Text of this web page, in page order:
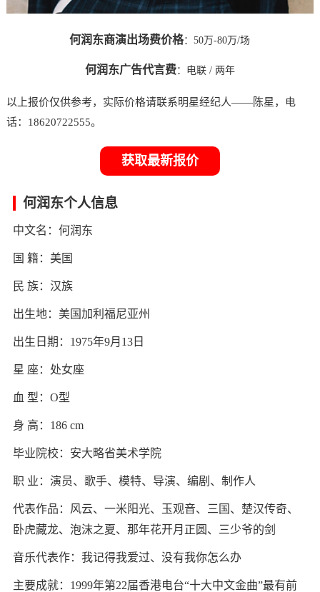
何润东商演出场费价格：50万-80万/场
何润东广告代言费： 电联/ 两年
以上报价仅供参考，实际价格请联系明星经纪人——陈星，电
话：18620722555。
获取最新报价
何润东个人信息
中文名：何润东
国 籍：美国
民 族：汉族
出生地：美国加利福尼亚州
出生日期：1975年9月13日
星 座：处女座
血 型：O型
身 高：186 cm
毕业院校：安大略省美术学院
职 业：演员、歌手、模特、导演、编剧、制作人
代表作品：风云、一米阳光、玉观音、三国、楚汉传奇、
卧虎藏龙、泡沫之夏、那年花开月正圆、三少爷的剑
音乐代表作：我记得我爱过、没有我你怎么办
主要成就：1999年第22届香港电台“十大中文金曲”最有前